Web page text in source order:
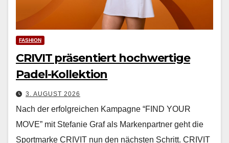
FASHION
CRIVIT präsentiert hochwertige
Padel-Kollektion
3. AUGUST 2026
Nach der erfol­gre­ichen Kam­pagne “FIND YOUR
MOVE” mit Ste­fanie Graf als Marken­part­ner geht die
Sport­marke CRIVIT nun den näch­sten Schritt. CRIVIT